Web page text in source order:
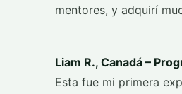
mentores, y adquirí
Liam R., Canadá –
Esta fue mi primera